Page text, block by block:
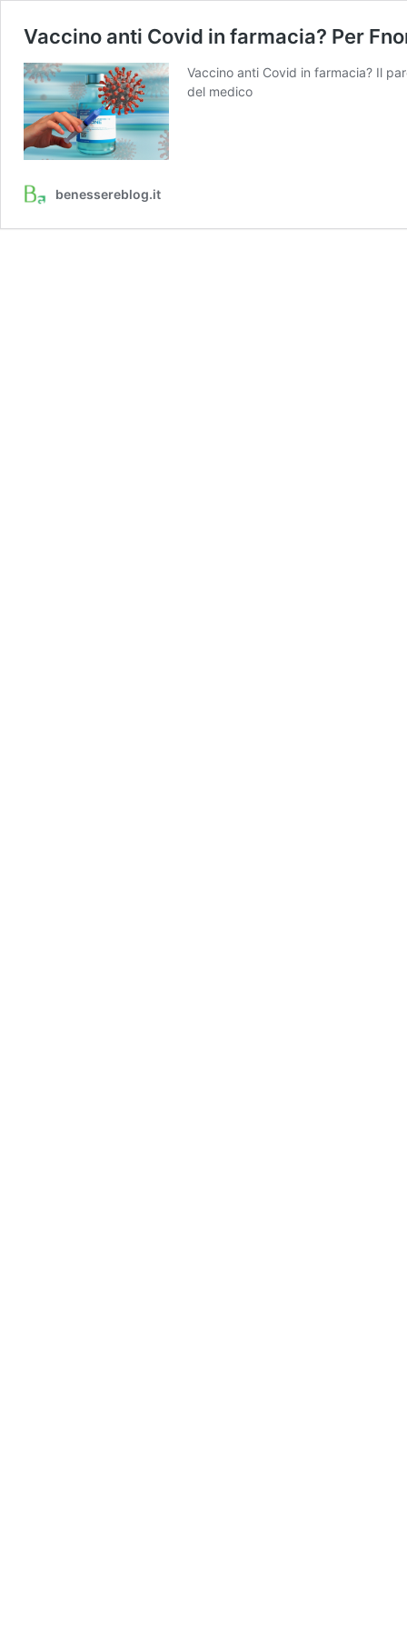
Vaccino anti Covid in farmacia? Per
Vaccino anti Covid in farmacia? Il
del medico
benessereblog.it